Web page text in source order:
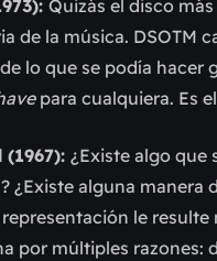
Quizás el disco
de la música.
lo que se podía
para cualquiera. Es
¿Existe algo que
¿Existe alguna
le
por múltiples